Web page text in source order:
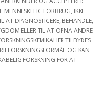
MENNESKELIG FORBRUG, IKKE
AT DIAGNOSTICERE, BEHANDLE,
ELLER TIL AT OPNA ANDRE
TILBYDES
OG KAN
FORSKNING FOR AT